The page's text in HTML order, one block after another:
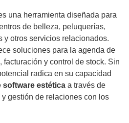
una herramienta diseñada para
de belleza, peluquerías,
y otros servicios relacionados.
soluciones para la agenda de
facturación y control de stock. Sin
radica en su capacidad
software estética a través de
gestión de relaciones con los